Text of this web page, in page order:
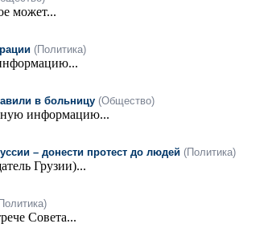
может...
(Политика)
в больницу (Общество)
информацию...
– донести протест до людей (Политика)
Грузии)...
Совета...